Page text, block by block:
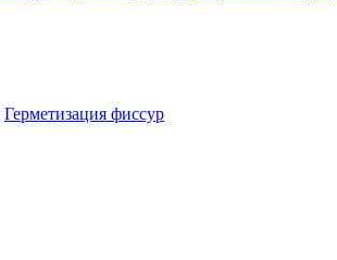
Герметизация фиссур